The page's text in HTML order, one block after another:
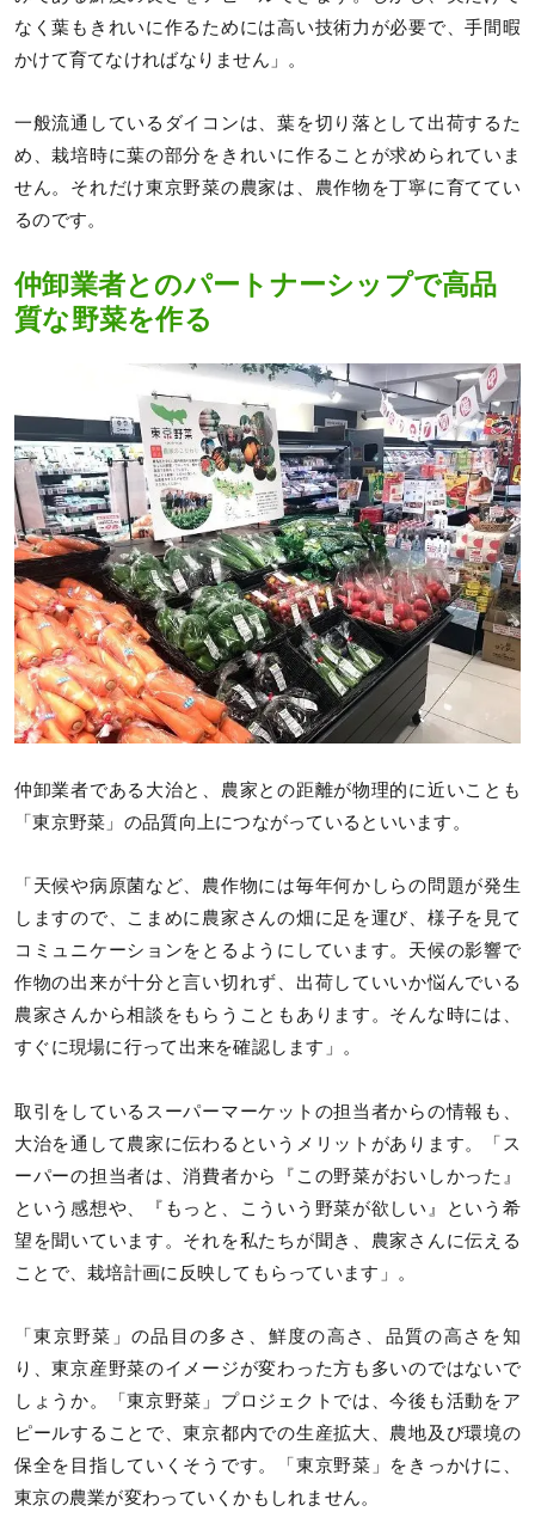
なく葉もきれいに作るためには高い技術力が必要で、手間暇
かけて育てなければなりません」。
一般流通しているダイコンは、葉を切り落として出荷するた
め、栽培時に葉の部分をきれいに作ることが求められていま
せん。それだけ東京野菜の農家は、農作物を丁寧に育ててい
るのです。
仲卸業者とのパートナーシップで高品
質な野菜を作る
仲卸業者である大治と、農家との距離が物理的に近いことも
「東京野菜」の品質向上につながっているといいます。
「天候や病原菌など、農作物には毎年何かしらの問題が発生
しますので、こまめに農家さんの畑に足を運び、様子を見て
コミュニケーションをとるようにしています。天候の影響で
作物の出来が十分と言い切れず、出荷していいか悩んでいる
農家さんから相談をもらうこともあります。そんな時には、
すぐに現場に行って出来を確認します」。
取引をしているスーパーマーケットの担当者からの情報も、
大治を通して農家に伝わるというメリットがあります。「ス
ーパーの担当者は、消費者から『この野菜がおいしかった』
という感想や、『もっと、こういう野菜が欲しい』という希
望を聞いています。それを私たちが聞き、農家さんに伝える
ことで、栽培計画に反映してもらっています」。
「東京野菜」の品目の多さ、鮮度の高さ、品質の高さを知
り、東京産野菜のイメージが変わった方も多いのではないで
しょうか。「東京野菜」プロジェクトでは、今後も活動をア
ピールすることで、東京都内での生産拡大、農地及び環境の
保全を目指していくそうです。「東京野菜」をきっかけに、
東京の農業が変わっていくかもしれません。